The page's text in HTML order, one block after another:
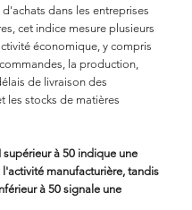
dans les entreprises
cet indice mesure plusieurs
économique, y compris
la production,
de livraison des
les stocks de matières
supérieur à 50 indique une
manufacturière, tandis
à 50 signale une